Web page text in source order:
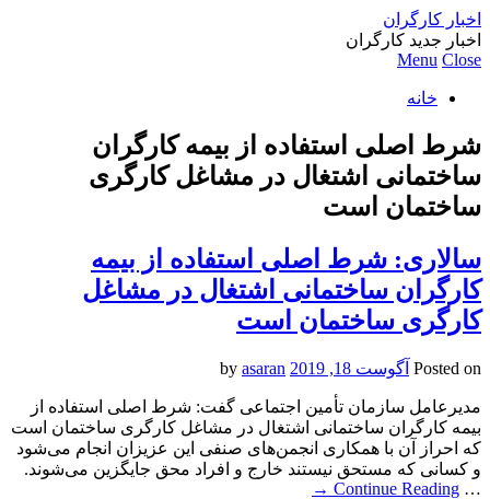
اخبار کارگران
اخبار جدید کارگران
Menu Close
خانه
شرط اصلی استفاده از بیمه کارگران
ساختمانی اشتغال در مشاغل کارگری
ساختمان است
سالاری: شرط اصلی استفاده از بیمه
کارگران ساختمانی اشتغال در مشاغل
کارگری ساختمان است
Posted on آگوست 18, 2019 asaran
مدیرعامل سازمان تأمین اجتماعی گفت: شرط اصلی استفاده از
بیمه کارگران ساختمانی اشتغال در مشاغل کارگری ساختمان است
که احراز آن با همکاری انجمن‌های صنفی این عزیزان انجام می‌شود
و کسانی که مستحق نیستند خارج و افراد محق جایگزین می‌شوند.
…
Continue Reading
→